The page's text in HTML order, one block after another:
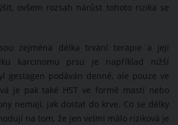
ovšem rozsah nárůst tohoto rizika se
zejména délka trvání terapie a její
karcinomu prsu je například nižší
gestagen podáván denně, ale pouze ve
je pak také HST ve formě mastí nebo
nemají, jak dostat do krve. Co se délky
na tom, že jen velmi málo riziková je